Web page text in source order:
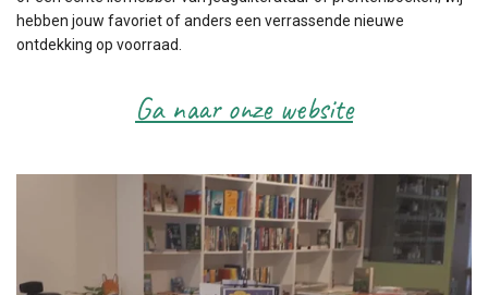
hebben jouw favoriet of anders een verrassende nieuwe
ontdekking op voorraad.
Ga naar onze website